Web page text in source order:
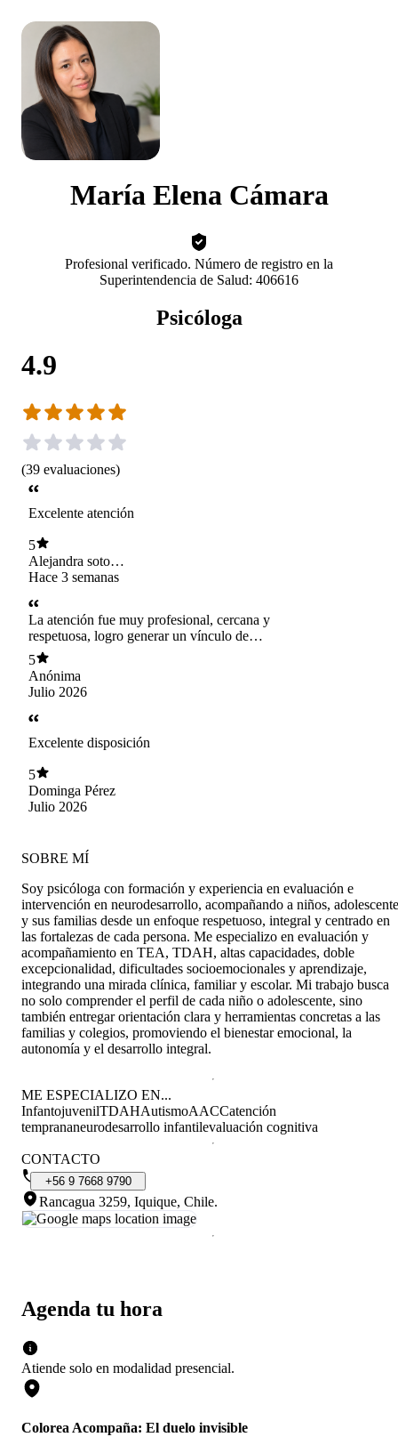
María Elena Cámara
Profesional verificado. Número de registro en la
Superintendencia de Salud: 406616
Psicóloga
4.9
(39 evaluaciones)
Excelente atención
5
Alejandra soto
gongora
Hace 3 semanas
La atención fue muy profesional, cercana y
respetuosa, logro generar un vínculo de
confianza con mi hija. Sin duda la recomendaría
a otras familias que buscan una atención de
calidad para sus hijos. Gracias por la dedicación
y el cariño con el que realiza su trabajo María
Elena.
5
Anónima
Julio 2026
Excelente disposición
5
Dominga Pérez
Julio 2026
Agenda tu hora
Atiende solo en modalidad presencial.
Colorea Acompaña: El duelo invisible
SOBRE MÍ
Soy psicóloga con formación y experiencia en evaluación e
intervención en neurodesarrollo, acompañando a niños,
y sus familias desde un enfoque respetuoso, integral y centrado en
las fortalezas de cada persona. Me especializo en evaluación y
acompañamiento en TEA, TDAH, altas capacidades, doble
excepcionalidad, dificultades socioemocionales y aprendizaje,
integrando una mirada clínica, familiar y escolar. Mi trabajo busca
no solo comprender el perfil de cada niño o adolescente, sino
también entregar orientación clara y herramientas concretas a las
familias y colegios, promoviendo el bienestar emocional, la
autonomía y el desarrollo integral.
ME ESPECIALIZO EN...
InfantojuvenilTDAHAutismoAACCatención
temprananeurodesarrollo infantilevaluación cognitiva
CONTACTO
+56 9 7668 9790
Rancagua 3259, Iquique, Chile.